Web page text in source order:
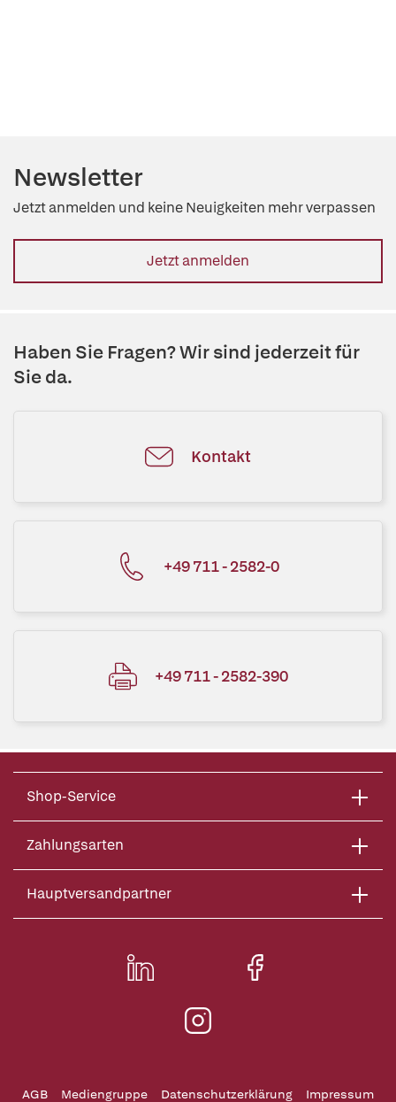
Newsletter
Jetzt anmelden und keine Neuigkeiten mehr verpassen
Jetzt anmelden
Haben Sie Fragen? Wir sind jederzeit für
Sie da.
Kontakt
+49 711 - 2582-0
+49 711 - 2582-390
Shop-Service
Zahlungsarten
Hauptversandpartner
AGB Mediengruppe Datenschutzerklärung Impressum